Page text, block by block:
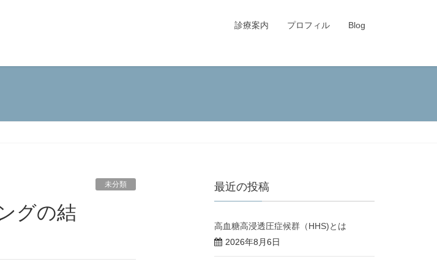
診療案内 プロフィル Blog
未分類 最近の投稿
高血糖高浸透圧症候群（HHS)とは
2026年8月6日